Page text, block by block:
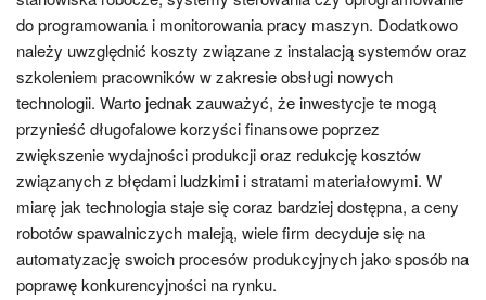
do programowania i monitorowania pracy maszyn. Dodatkowo
należy uwzględnić koszty związane z instalacją systemów oraz
szkoleniem pracowników w zakresie obsługi nowych
technologii. Warto jednak zauważyć, że inwestycje te mogą
przynieść długofalowe korzyści finansowe poprzez
zwiększenie wydajności produkcji oraz redukcję kosztów
związanych z błędami ludzkimi i stratami materiałowymi. W
miarę jak technologia staje się coraz bardziej dostępna, a ceny
robotów spawalniczych maleją, wiele firm decyduje się na
automatyzację swoich procesów produkcyjnych jako sposób na
poprawę konkurencyjności na rynku.